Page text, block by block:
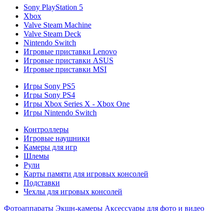
Sony PlayStation 5
Xbox
Valve Steam Machine
Valve Steam Deck
Nintendo Switch
Игровые приставки Lenovo
Игровые приставки ASUS
Игровые приставки MSI
Игры Sony PS5
Игры Sony PS4
Игры Xbox Series X - Xbox One
Игры Nintendo Switch
Контроллеры
Игровые наушники
Камеры для игр
Шлемы
Рули
Карты памяти для игровых консолей
Подставки
Чехлы для игровых консолей
Фотоаппараты Экшн-камеры Аксессуары для фото и видео